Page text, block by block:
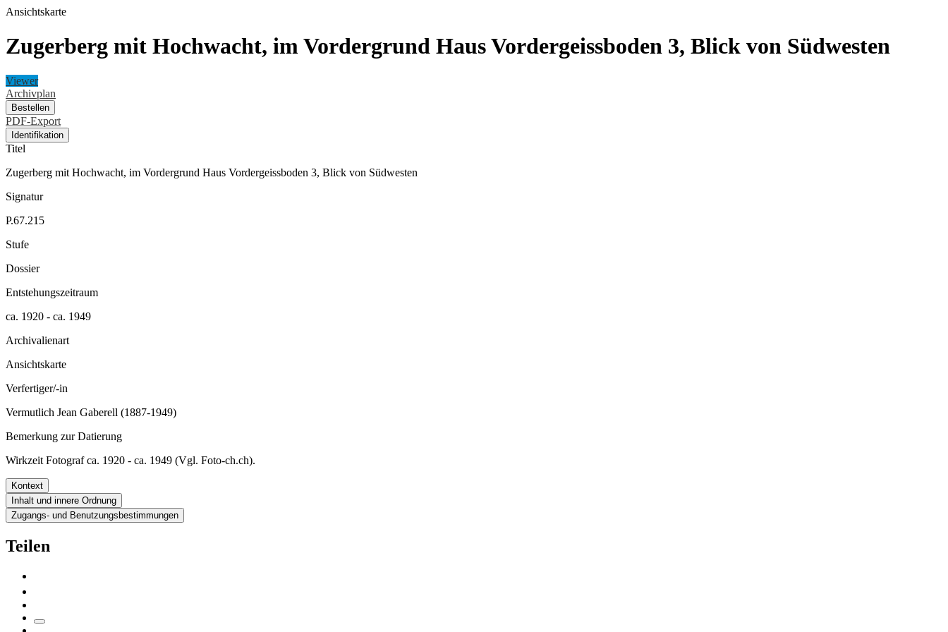
Ansichtskarte
Zugerberg mit Hochwacht, im Vordergrund Haus Vordergeissboden 3, Blick von Südwesten
Viewer
Archivplan
Bestellen
PDF-Export
Identifikation
Titel
Zugerberg mit Hochwacht, im Vordergrund Haus Vordergeissboden 3, Blick von Südwesten
Signatur
P.67.215
Stufe
Dossier
Entstehungszeitraum
ca. 1920 - ca. 1949
Archivalienart
Ansichtskarte
Verfertiger/-in
Vermutlich Jean Gaberell (1887-1949)
Bemerkung zur Datierung
Wirkzeit Fotograf ca. 1920 - ca. 1949 (Vgl. Foto-ch.ch).
Kontext
Inhalt und innere Ordnung
Zugangs- und Benutzungsbestimmungen
Teilen